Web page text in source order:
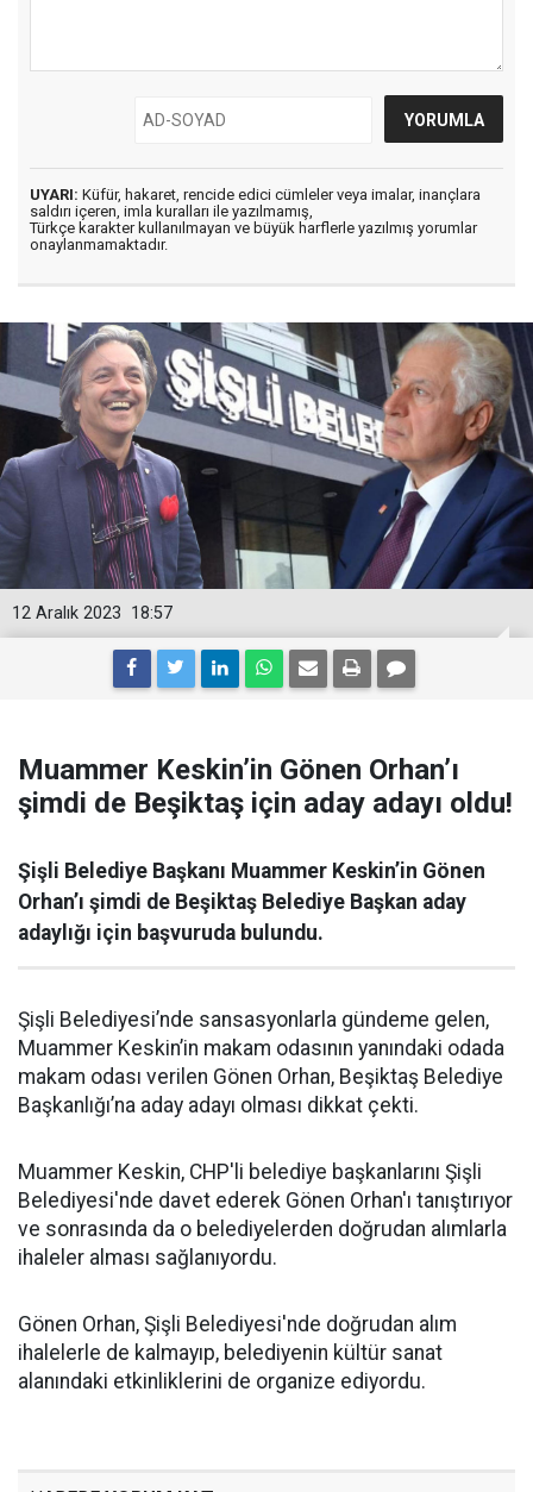
UYARI: Küfür, hakaret, rencide edici cümleler veya imalar, inançlara
saldırı içeren, imla kuralları ile yazılmamış,
Türkçe karakter kullanılmayan ve büyük harflerle yazılmış yorumlar
onaylanmamaktadır.
18:57
12 Aralık 2023
Muammer Keskin’in Gönen Orhan’ı
şimdi de Beşiktaş için aday adayı oldu!
Şişli Belediye Başkanı Muammer Keskin’in Gönen
Orhan’ı şimdi de Beşiktaş Belediye Başkan aday
adaylığı için başvuruda bulundu.
Şişli Belediyesi’nde sansasyonlarla gündeme gelen,
Muammer Keskin’in makam odasının yanındaki odada
makam odası verilen Gönen Orhan, Beşiktaş Belediye
Başkanlığı’na aday adayı olması dikkat çekti.
Muammer Keskin, CHP'li belediye başkanlarını Şişli
Belediyesi'nde davet ederek Gönen Orhan'ı tanıştırıyor
ve sonrasında da o belediyelerden doğrudan alımlarla
ihaleler alması sağlanıyordu.
Gönen Orhan, Şişli Belediyesi'nde doğrudan alım
ihalelerle de kalmayıp, belediyenin kültür sanat
alanındaki etkinliklerini de organize ediyordu.